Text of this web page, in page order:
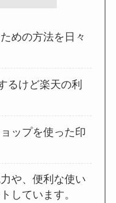
めの方法を日々
るけど楽天の利
ップを使った印
や、便利な使い
しています。